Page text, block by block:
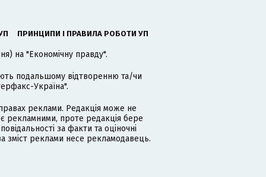
ПРИНЦИПИ І ПРАВИЛА РОБОТИ УП
на "Економічну правду".
подальшому відтворенню та/чи
Україна".
реклами. Редакція може не
рекламними, проте редакція бере
за факти та оціночні
зміст реклами несе рекламодавець.